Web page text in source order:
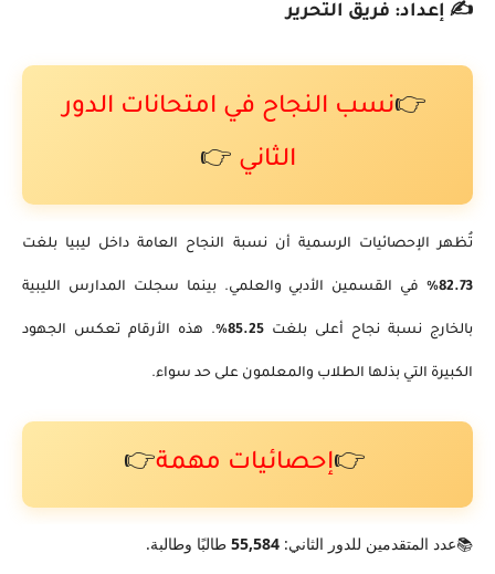
✍️ إعداد: فريق التحرير
👉نسب النجاح في امتحانات الدور
الثاني 👉
تُظهر الإحصائيات الرسمية أن نسبة النجاح العامة داخل ليبيا بلغت
82.73% في القسمين الأدبي والعلمي. بينما سجلت المدارس الليبية
بالخارج نسبة نجاح أعلى بلغت 85.25% . هذه الأرقام تعكس الجهود
الكبيرة التي بذلها الطلاب والمعلمون على حد سواء.
👉إحصائيات مهمة👉
📚عدد المتقدمين للدور الثاني: 55,584 طالبًا وطالبة.